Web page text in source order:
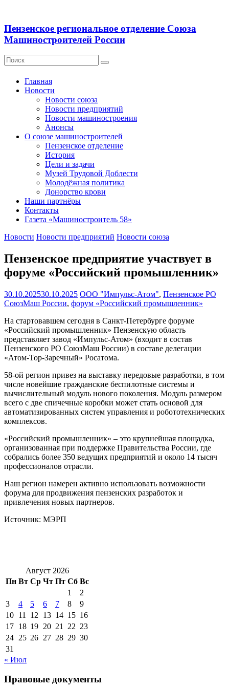
Пензенское региональное отделение Союза
Машиностроителей России
Главная
Новости
Новости союза
Новости предприятий
Новости машиностроения
Анонсы
О союзе машиностроителей
Пензенское отделение
История
Цели и задачи
Музей Трудовой Доблести
Молодёжная политика
Донорство крови
Наши партнёры
Контакты
Газета «Машиностроитель 58»
Новости Новости предприятий Новости союза
Пензенское предприятие участвует в
форуме «Российский промышленник»
30.10.202530.10.2025 ООО "Импульс-Атом", Пензенское РО
СоюзМаш России, форум «Российский промышленник»
На стартовавшем сегодня в Санкт-Петербурге форуме
«Российский промышленник» Пензенскую область
представляет завод «Импульс-Атом» (входит в состав
Пензенского РО СоюзМаш России) в составе делегации
«Атом-Тор-Заречный» Росатома.
58-ой регион привез на выставку передовые разработки, в том
числе новейшие гражданские беспилотные системы и
вычислительный модуль нового поколения. Модуль размером
всего с две спичечные коробки может стать основой для
автоматизированных систем управления и робототехнических
комплексов.
«Российский промышленник» – это крупнейшая площадка,
организованная при поддержке Правительства России, где
собрались более 350 ведущих предприятий и около 14 тысяч
профессионалов отрасли.
Наш регион намерен активно использовать возможности
форума для продвижения пензенских разработок и
привлечения новых партнеров.
Источник: МЭРП
Август 2026
Пн Вт Ср Чт Пт Сб Вс
1
2
3
4 5 6 7 8
9
10 11 12 13 14 15 16
17 18 19 20 21 22 23
24 25 26 27 28 29 30
31
« Июл
Правовые документы